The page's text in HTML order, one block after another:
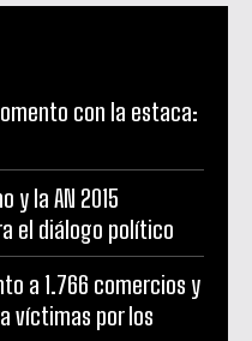
con la estaca:
y la AN 2015
el diálogo político
a 1.766 comercios y
víctimas por los